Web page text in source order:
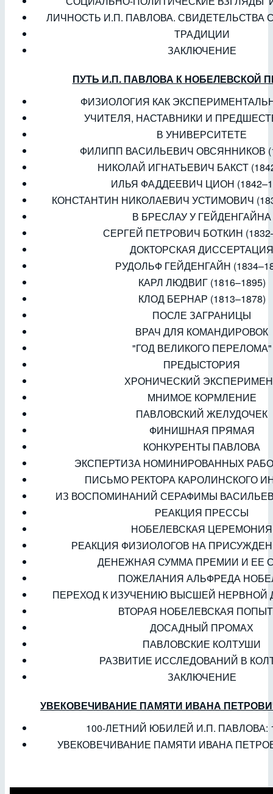
ЛИЧНОСТЬ И.П. ПАВЛОВА. СВИДЕТЕЛЬСТВА
ТРАДИЦИИ
ЗАКЛЮЧЕНИЕ
ПУТЬ И.П. ПАВЛОВА К НОБЕЛЕВСКОЙ
ФИЗИОЛОГИЯ КАК
УЧИТЕЛЯ, НАСТАВНИКИ И
В УНИВЕРСИТЕТЕ
ФИЛИПП ВАСИЛЬЕВИЧ ОВСЯННИКОВ
НИКОЛАЙ ИГНАТЬЕВИЧ БАКСТ
ИЛЬЯ ФАДДЕЕВИЧ ЦИОН
КОНСТАНТИН НИКОЛАЕВИЧ УСТИМОВИЧ
В БРЕСЛАУ У ГЕЙДЕНГАЙНА
СЕРГЕЙ ПЕТРОВИЧ БОТКИН
ДОКТОРСКАЯ ДИССЕРТАЦИЯ
РУДОЛЬФ ГЕЙДЕНГАЙН
КАРЛ ЛЮДВИГ (1816–1895)
КЛОД БЕРНАР (1813–1878)
ПОСЛЕ ЗАГРАНИЦЫ
ВРАЧ ДЛЯ КОМАНДИРОВОК
"ГОД ВЕЛИКОГО ПЕРЕЛОМА"
ПРЕДЫСТОРИЯ
ХРОНИЧЕСКИЙ
МНИМОЕ КОРМЛЕНИЕ
ПАВЛОВСКИЙ ЖЕЛУДОЧЕК
ФИНИШНАЯ ПРЯМАЯ
КОНКУРЕНТЫ ПАВЛОВА
ЭКСПЕРТИЗА НОМИНИРОВАННЫХ
ПИСЬМО РЕКТОРА КАРОЛИНСКОГО
ИЗ ВОСПОМИНАНИЙ СЕРАФИМЫ
РЕАКЦИЯ ПРЕССЫ
НОБЕЛЕВСКАЯ ЦЕРЕМОНИЯ
РЕАКЦИЯ ФИЗИОЛОГОВ НА
ДЕНЕЖНАЯ СУММА ПРЕМИИ И ЕЕ
ПОЖЕЛАНИЯ АЛЬФРЕДА
ПЕРЕХОД К ИЗУЧЕНИЮ ВЫСШЕЙ НЕРВНОЙ
ВТОРАЯ НОБЕЛЕВСКАЯ
ДОСАДНЫЙ ПРОМАХ
ПАВЛОВСКИЕ КОЛТУШИ
РАЗВИТИЕ ИССЛЕДОВАНИЙ В
ЗАКЛЮЧЕНИЕ
УВЕКОВЕЧИВАНИЕ ПАМЯТИ ИВАНА
100-ЛЕТНИЙ ЮБИЛЕЙ И.П. ПАВЛОВА:
УВЕКОВЕЧИВАНИЕ ПАМЯТИ ИВАНА